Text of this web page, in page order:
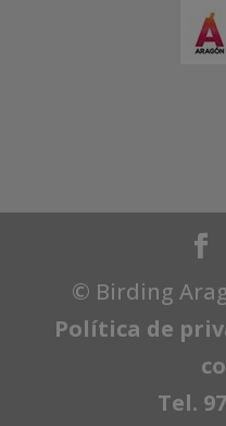
© Birding
Política de
Tel.